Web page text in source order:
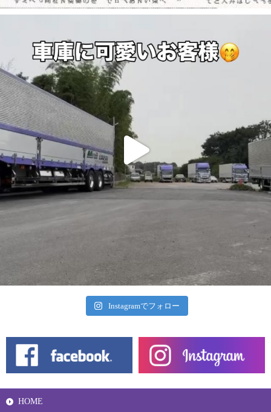
Instagramでフォロー
HOME